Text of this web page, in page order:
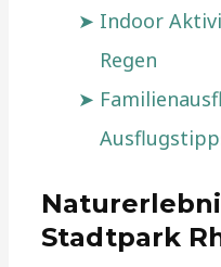
Indoor
Regen
Stadtpark